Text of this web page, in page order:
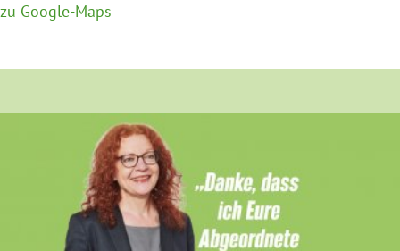
Besuch in Berlin
Praktikum
Patenschaftsprogramm
München
zu Google-Maps